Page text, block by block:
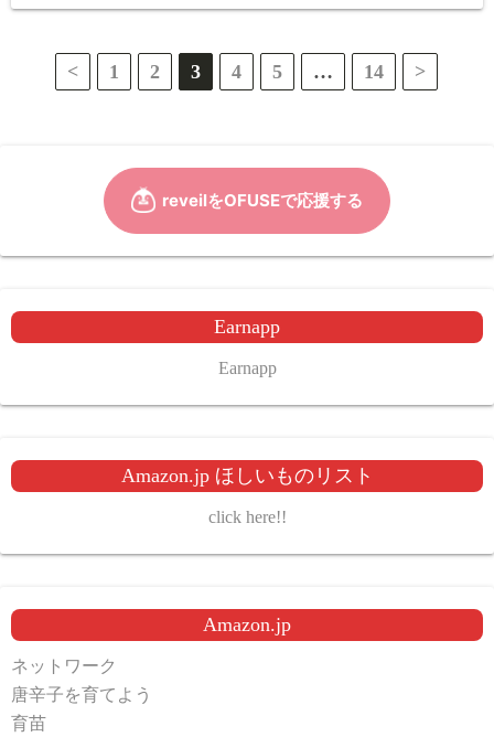
送
< 1 2 3 4 5 … 14 >
Earnapp
Earnapp
Amazon.jp ほしいものリスト
click here!!
Amazon.jp
ネットワーク
唐辛子を育てよう
育苗